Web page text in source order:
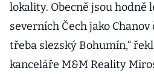
lokality. Obecně jsou hodně
severních Čech jako Chanov
třeba slezský Bohumín,“
kanceláře M&M Reality